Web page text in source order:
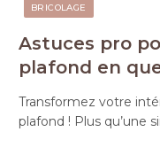
BRICOLAGE
Astuces pro
plafond en
Transformez votre
plafond ! Plus qu’une